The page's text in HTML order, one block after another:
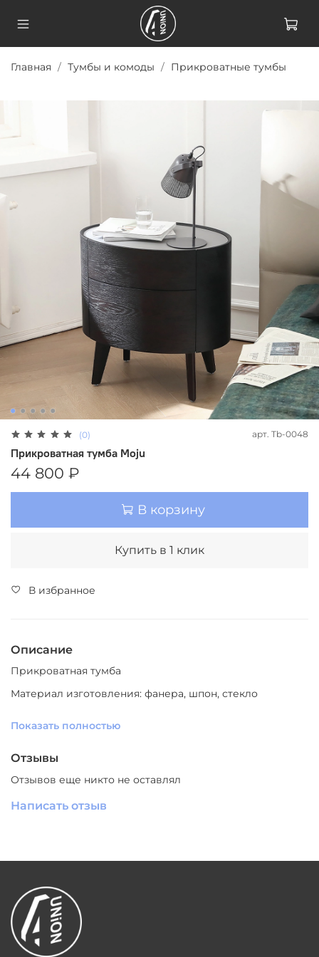
Главная Тумбы и комоды Прикроватные тумбы
(0) арт. Tb-0048
Прикроватная тумба Moju
44 800 ₽
В корзину
Купить в 1 клик
В избранное
Описание
Прикроватная тумба
Материал изготовления: фанера, шпон, стекло
СКАЧАТЬ
Показать полностью
Отзывы
Отзывов еще никто не оставлял
Написать отзыв